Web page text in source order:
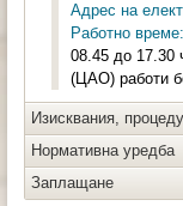
Адрес на
Работно време:
08.45 до 17.30
(ЦАО) работи
Изисквания,
Нормативна уредба
Заплащане